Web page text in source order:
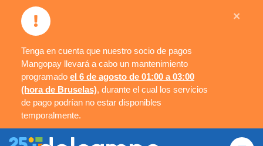
Tenga en cuenta que nuestro socio de pagos
Mangopay llevará a cabo un mantenimiento
programado el 6 de agosto de 01:00 a 03:00
(hora de Bruselas), durante el cual los servicios
de pago podrían no estar disponibles
temporalmente.
×